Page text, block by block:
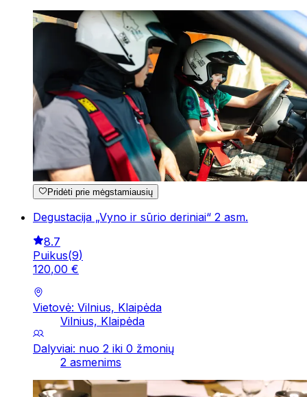
Pridėti prie mėgstamiausių
Degustacija „Vyno ir sūrio deriniai“ 2 asm.
8.7
Puikus(9)
120,00 €
Vietovė: Vilnius, Klaipėda
Vilnius, Klaipėda
Dalyviai: nuo 2 iki 0 žmonių
2 asmenims